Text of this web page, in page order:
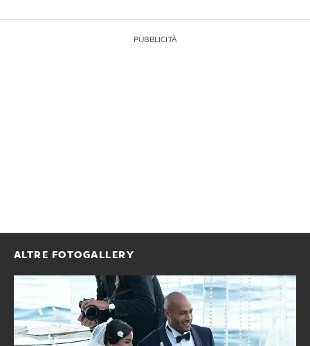
PUBBLICITÀ
ALTRE FOTOGALLERY